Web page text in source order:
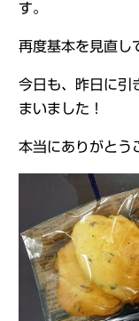
す。
再度基本を見直し
今日も、昨日に引
まいました！
本当にありがとう